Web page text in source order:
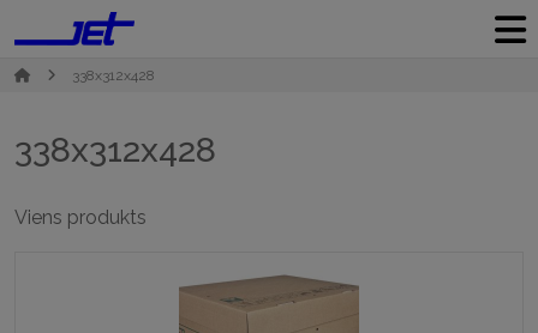
338x312x428
338x312x428
Viens produkts